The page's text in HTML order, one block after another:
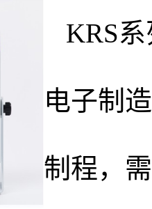
KRS
电子制
制程，